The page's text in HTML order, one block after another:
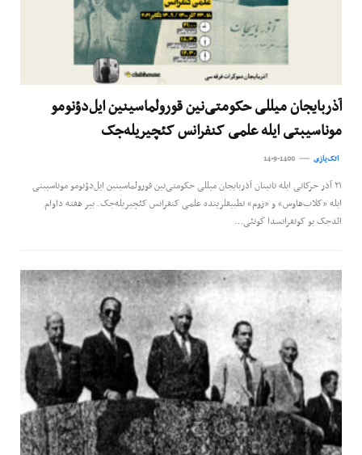
آذربایجان میللی حکومتی‌نین قورولماسینین ایل‌دؤنومو
موناسیبتی ایله علمی کنفرانس کئچیریله‌جک
اتک‌یازی 14-9-1400
۲۱ آذر حرکاتی ایله تانینان آذربایجان میللی حکومتی‌نین قورولماسینین ایل‌دؤنومو موناسیبتی
ایله «کلاب‌هاوس» و «زوم» تطبیقلرینده علمی کنفرانس کئچیریله‌جک. بیر هفته داوام
ائد‌جک بو کونفرانسدا گونئی…